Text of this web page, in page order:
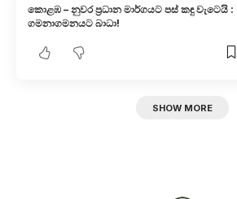
කොළඹ – නුවර ප්‍රධාන මාර්ගයට පස් කඳු වැටෙයි :
ගමනාගමනයට බාධා!
SHOW MORE